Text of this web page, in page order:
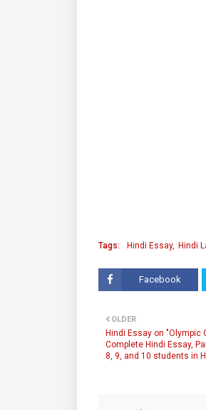
Tags: Hindi Essay Hindi
Facebook
OLDER
Hindi Essay on
Complete Hindi Essay,
8, 9, and 10 students in